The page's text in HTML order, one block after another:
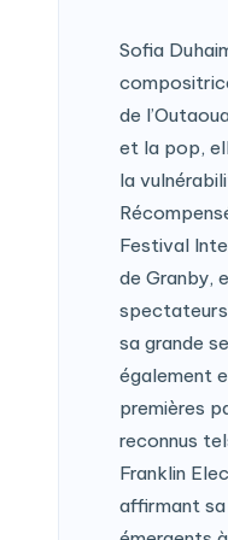
Sofia
de
et la pop,
la
Festival
de Granby,
sa grande
également
premières
reconnus
Franklin
affirmant